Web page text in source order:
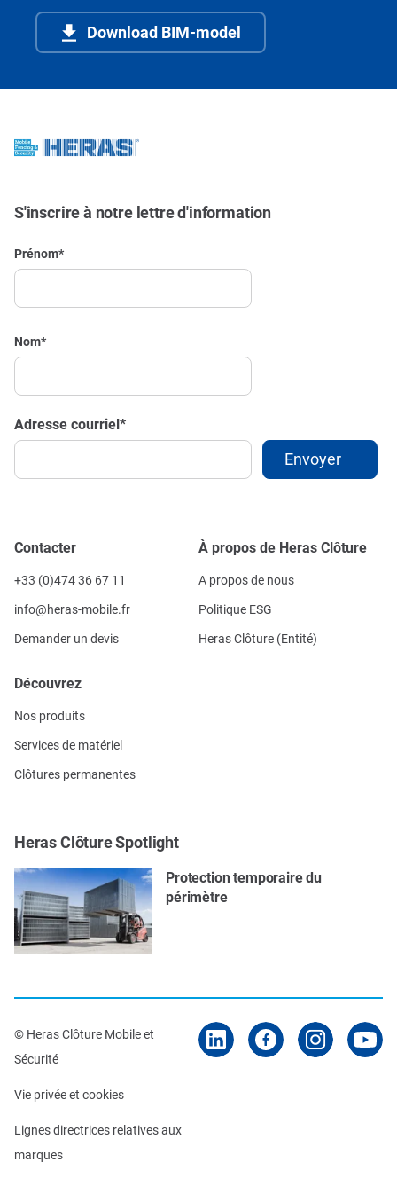
Download BIM-model
S'inscrire à notre lettre d'information
Prénom*
Nom*
Adresse courriel*
Contacter
+33 (0)474 36 67 11
info@heras-mobile.fr
Demander un devis
À propos de Heras Clôture
A propos de nous
Politique ESG
Heras Clôture (Entité)
Découvrez
Nos produits
Services de matériel
Clôtures permanentes
Heras Clôture Spotlight
Protection temporaire du
périmètre
© Heras Clôture Mobile et
Sécurité
Vie privée et cookies
Lignes directrices relatives aux
marques